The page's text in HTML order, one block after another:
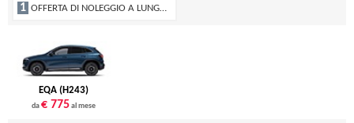
1 OFFERTA DI NOLEGGIO A LUNGO TERMINE
EQA (H243)
da€ 775 al mese